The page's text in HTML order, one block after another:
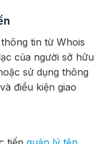
tin từ Whois
của người sở hữu
sử dụng thông
điều kiện giao